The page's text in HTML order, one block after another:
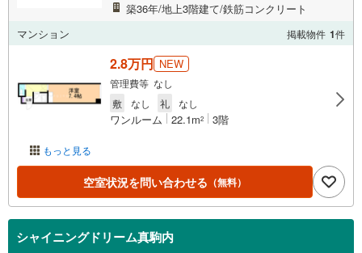
築36年/地上3階建て/鉄筋コンクリート
マンション
掲載物件 1件
もっと見る
2.8万円 NEW
管理費等 なし
敷
なし 礼 なし
ワンルーム 22.1m2 3階
空室状況を問い合わせる （無料）
シャイニングドリーム真駒内